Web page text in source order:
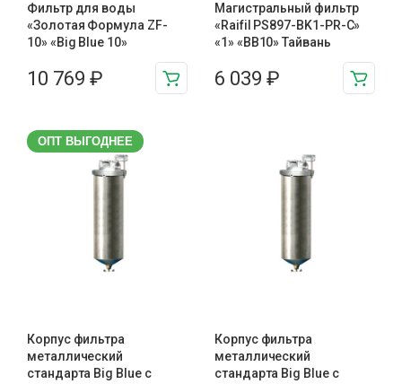
Фильтр для воды
«Золотая Формула ZF-
10» «Big Blue 10»
10 769 ₽
Магистральный фильтр
«Raifil PS897-BK1-PR-С»
«1» «BB10» Тайвань
6 039 ₽
ОПТ ВЫГОДНЕЕ
Корпус фильтра
металлический
стандарта Big Blue с
Корпус фильтра
металлический
стандарта Big Blue с